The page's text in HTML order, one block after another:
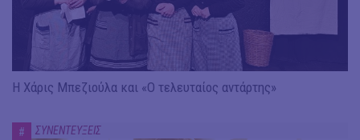
Η Χάρις Μπεζιούλα και «Ο τελευταίος αντάρτης»
# ΣΥΝΕΝΤΕΥΞΕΙΣ